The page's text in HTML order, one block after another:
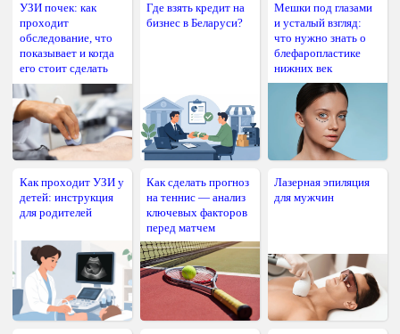
УЗИ почек: как
проходит
обследование, что
показывает и когда
его стоит сделать
Где взять кредит на
бизнес в Беларуси?
Мешки под глазами
и усталый взгляд:
что нужно знать о
блефаропластике
нижних век
Как проходит УЗИ у
детей: инструкция
для родителей
Как сделать прогноз
на теннис — анализ
ключевых факторов
перед матчем
Лазерная эпиляция
для мужчин